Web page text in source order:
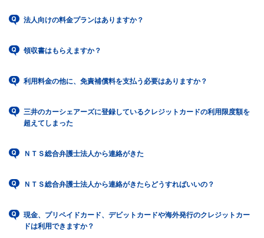
法人向けの料金プランはありますか？
領収書はもらえますか？
利用料金の他に、免責補償料を支払う必要はありますか？
三井のカーシェアーズに登録しているクレジットカードの利用限度額を
超えてしまった
ＮＴＳ総合弁護士法人から連絡がきた
ＮＴＳ総合弁護士法人から連絡がきたらどうすればいいの？
現金、プリペイドカード、デビットカードや海外発行のクレジットカー
ドは利用できますか？